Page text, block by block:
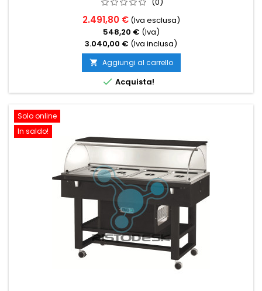
2.491,80 € (Iva esclusa)
548,20 € (Iva)
3.040,00 € (Iva inclusa)
 Aggiungi al carrello
 Acquista!
Solo online
In saldo!